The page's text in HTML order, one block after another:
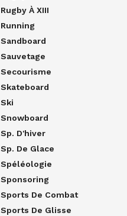
Rugby À XIII
Running
Sandboard
Sauvetage
Secourisme
Skateboard
Ski
Snowboard
Sp. D'hiver
Sp. De Glace
Spéléologie
Sponsoring
Sports De Combat
Sports De Glisse